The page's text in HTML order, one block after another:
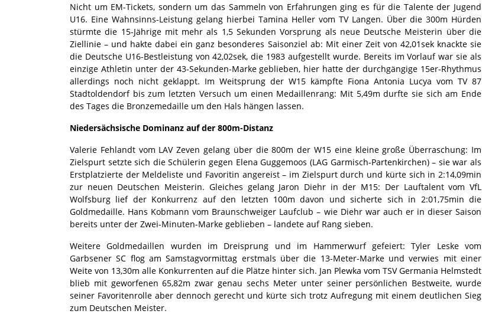
Nicht um EM-Tickets, sondern um das Sammeln von Erfahrungen ging es für die Talente der Jugend
U16. Eine Wahnsinns-Leistung gelang hierbei Tamina Heller vom TV Langen. Über die 300m Hürden
stürmte die 15-Jährige mit mehr als 1,5 Sekunden Vorsprung als neue Deutsche Meisterin über die
Ziellinie – und hakte dabei ein ganz besonderes Saisonziel ab: Mit einer Zeit von 42,01sek knackte sie
die Deutsche U16-Bestleistung von 42,02sek, die 1983 aufgestellt wurde. Bereits im Vorlauf war sie als
einzige Athletin unter der 43-Sekunden-Marke geblieben, hier hatte der durchgängige 15er-Rhythmus
allerdings noch nicht geklappt. Im Weitsprung der W15 kämpfte Fiona Antonia Lucya vom TV 87
Stadtoldendorf bis zum letzten Versuch um einen Medaillenrang: Mit 5,49m durfte sie sich am Ende
des Tages die Bronzemedaille um den Hals hängen lassen.
Niedersächsische Dominanz auf der 800m-Distanz
Valerie Fehlandt vom LAV Zeven gelang über die 800m der W15 eine kleine große Überraschung: Im
Zielspurt setzte sich die Schülerin gegen Elena Guggemoos (LAG Garmisch-Partenkirchen) – sie war als
Erstplatzierte der Meldeliste und Favoritin angereist – im Zielspurt durch und kürte sich in 2:14,09min
zur neuen Deutschen Meisterin. Gleiches gelang Jaron Diehr in der M15: Der Lauftalent vom VfL
Wolfsburg lief der Konkurrenz auf den letzten 100m davon und sicherte sich in 2:01,75min die
Goldmedaille. Hans Kobmann vom Braunschweiger Laufclub – wie Diehr war auch er in dieser Saison
bereits unter der Zwei-Minuten-Marke geblieben – landete auf Rang sieben.
Weitere Goldmedaillen wurden im Dreisprung und im Hammerwurf gefeiert: Tyler Leske vom
Garbsener SC flog am Samstagvormittag erstmals über die 13-Meter-Marke und verwies mit einer
Weite von 13,30m alle Konkurrenten auf die Plätze hinter sich. Jan Plewka vom TSV Germania Helmstedt
blieb mit geworfenen 65,82m zwar genau sechs Meter unter seiner persönlichen Bestweite, wurde
seiner Favoritenrolle aber dennoch gerecht und kürte sich trotz Aufregung mit einem deutlichen Sieg
zum Deutschen Meister.